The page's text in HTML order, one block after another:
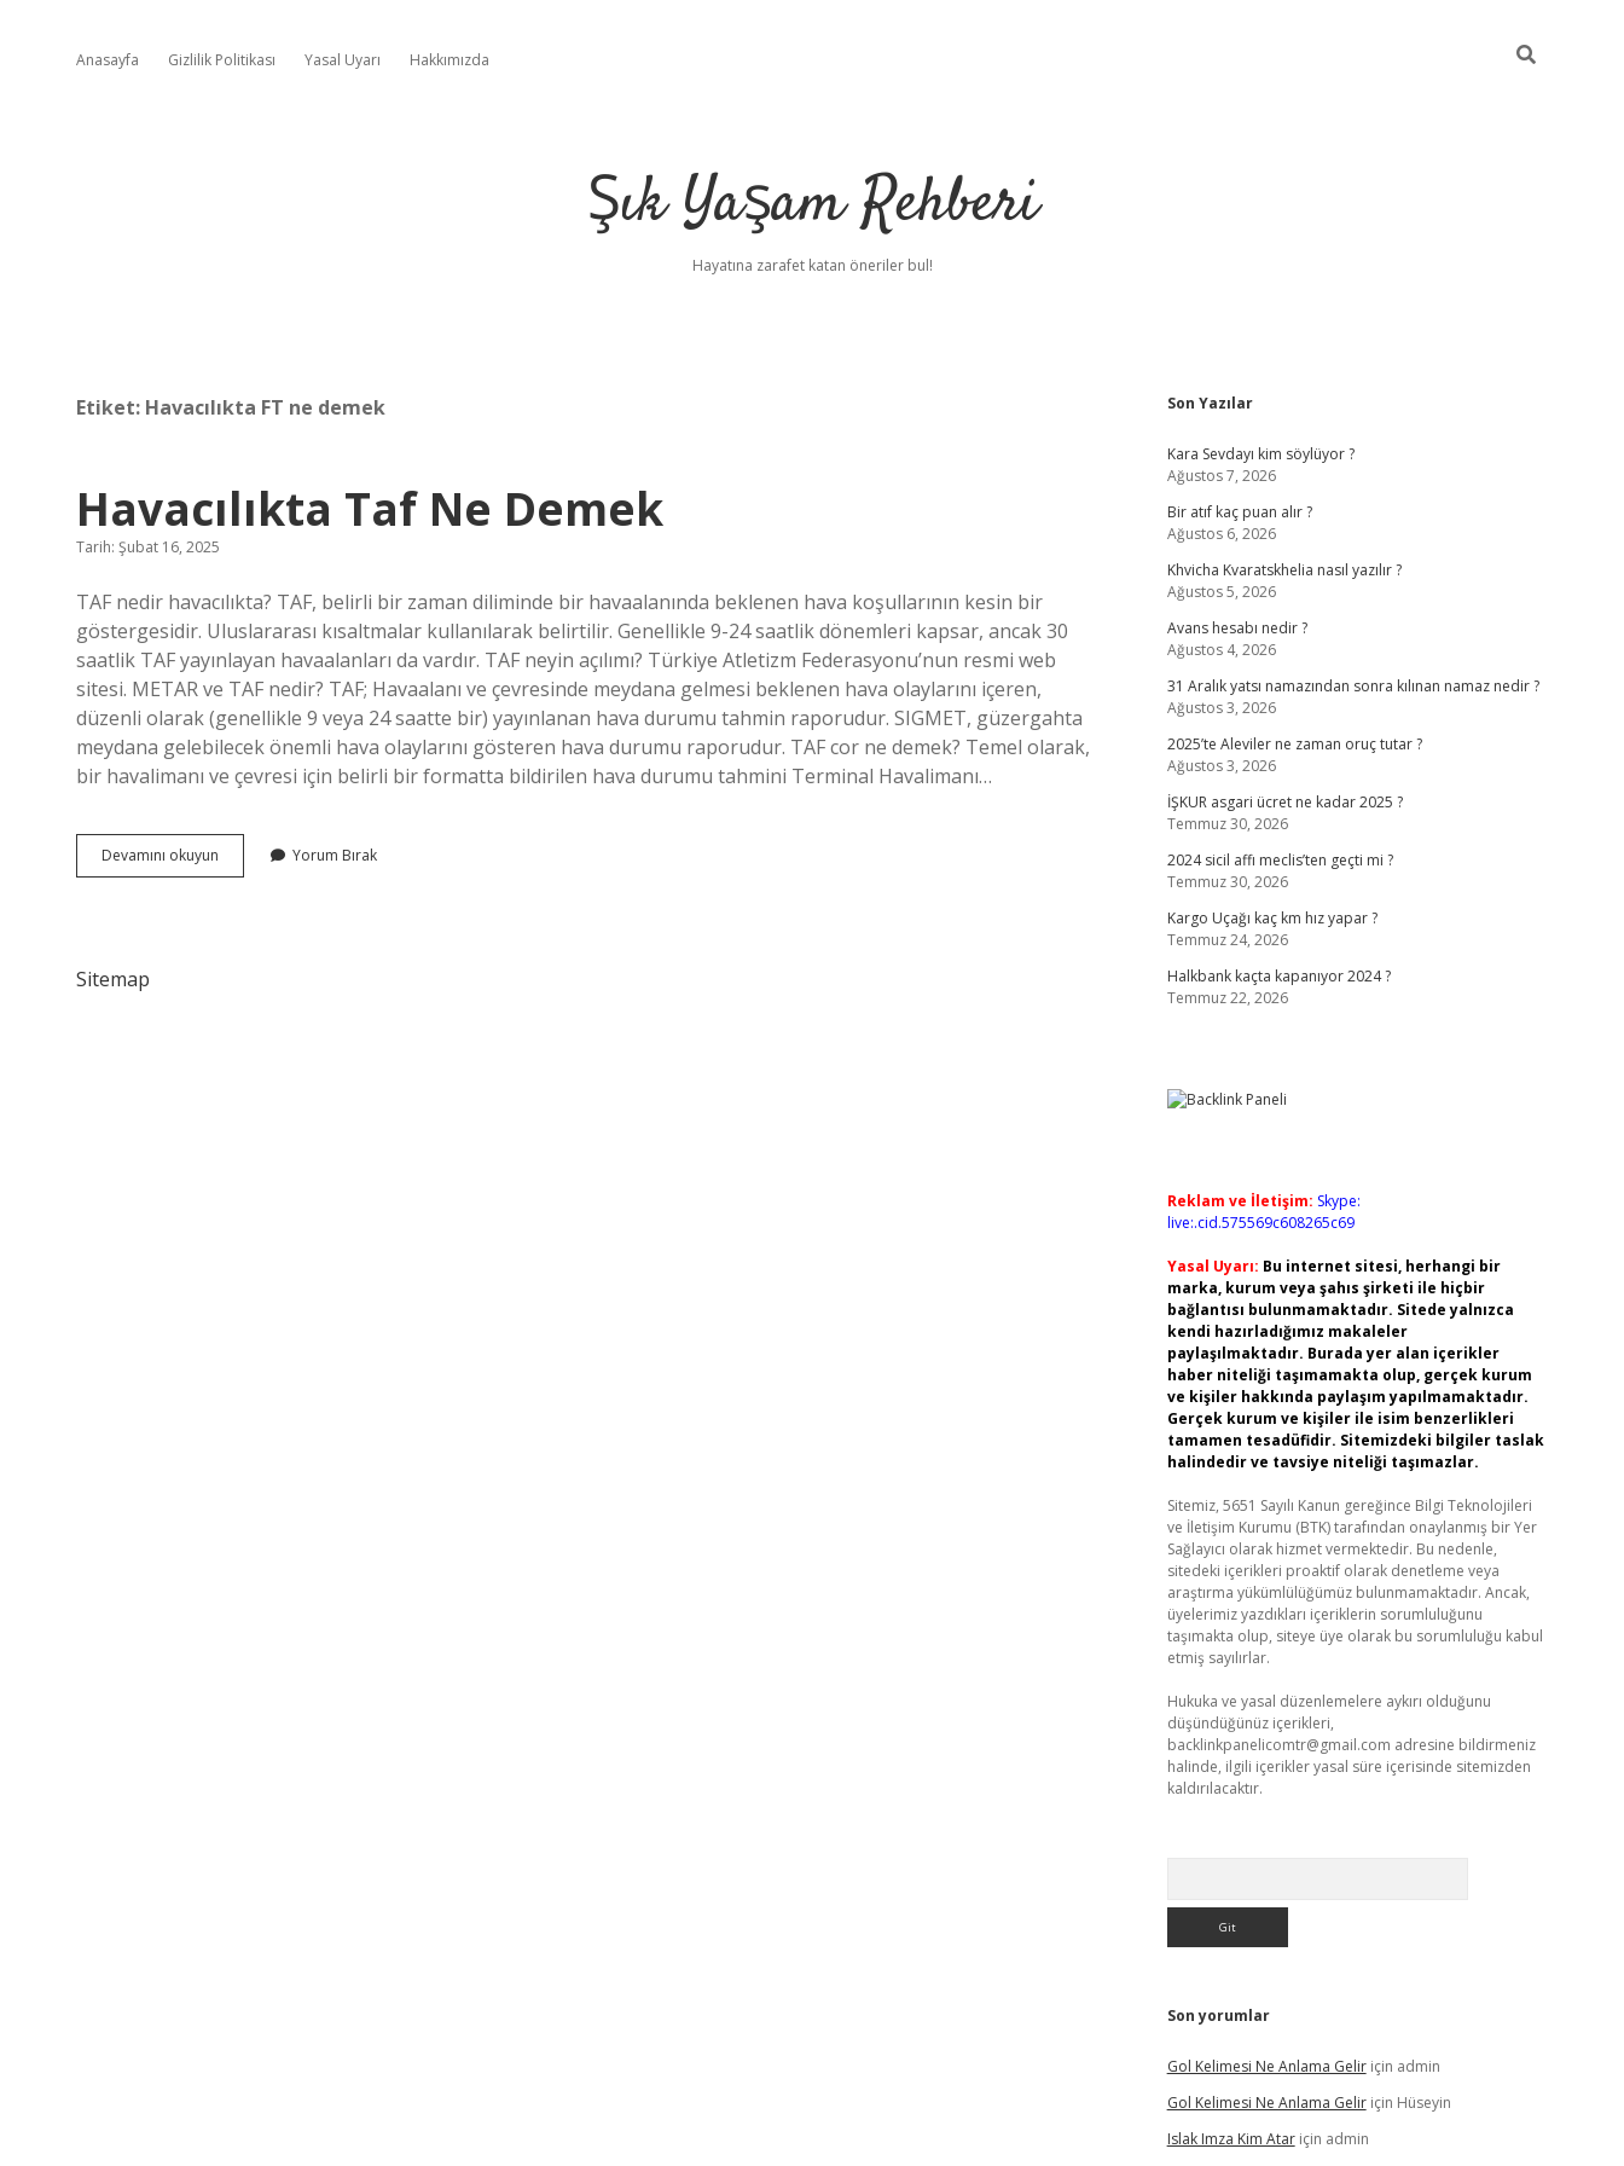
Anasayfa Gizlilik Politikası Yasal Uyarı Hakkımızda
Şık Yaşam Rehberi
Hayatına zarafet katan öneriler bul!
Etiket: Havacılıkta FT ne demek
Havacılıkta Taf Ne Demek
Tarih: Şubat 16, 2025
TAF nedir havacılıkta? TAF, belirli bir zaman diliminde bir havaalanında beklenen hava koşullarının kesin bir
göstergesidir. Uluslararası kısaltmalar kullanılarak belirtilir. Genellikle 9-24 saatlik dönemleri kapsar, ancak 30
saatlik TAF yayınlayan havaalanları da vardır. TAF neyin açılımı? Türkiye Atletizm Federasyonu’nun resmi web
sitesi. METAR ve TAF nedir? TAF; Havaalanı ve çevresinde meydana gelmesi beklenen hava olaylarını içeren,
düzenli olarak (genellikle 9 veya 24 saatte bir) yayınlanan hava durumu tahmin raporudur. SIGMET, güzergahta
meydana gelebilecek önemli hava olaylarını gösteren hava durumu raporudur. TAF cor ne demek? Temel olarak,
bir havalimanı ve çevresi için belirli bir formatta bildirilen hava durumu tahmini Terminal Havalimanı…
Devamını okuyun Havacılıkta
Taf
Yorum Bırak
Sitemap
Sidebar
Son Yazılar
Kara Sevdayı kim söylüyor ?
Ağustos 7, 2026
Bir atıf kaç puan alır ?
Ağustos 6, 2026
Khvicha Kvaratskhelia nasıl yazılır ?
Ağustos 5, 2026
Avans hesabı nedir ?
Ağustos 4, 2026
31 Aralık yatsı namazından sonra kılınan namaz nedir ?
Ağustos 3, 2026
2025’te Aleviler ne zaman oruç tutar ?
Ağustos 3, 2026
İŞKUR asgari ücret ne kadar 2025 ?
Temmuz 30, 2026
2024 sicil affı meclis’ten geçti mi ?
Temmuz 30, 2026
Kargo Uçağı kaç km hız yapar ?
Temmuz 24, 2026
Halkbank kaçta kapanıyor 2024 ?
Temmuz 22, 2026
Reklam ve İletişim: Skype:
live:.cid.575569c608265c69
Yasal Uyarı: Bu internet sitesi, herhangi bir
marka, kurum veya şahıs şirketi ile hiçbir
bağlantısı bulunmamaktadır. Sitede yalnızca
kendi hazırladığımız makaleler
paylaşılmaktadır. Burada yer alan içerikler
haber niteliği taşımamakta olup, gerçek kurum
ve kişiler hakkında paylaşım yapılmamaktadır.
Gerçek kurum ve kişiler ile isim benzerlikleri
tamamen tesadüfidir. Sitemizdeki bilgiler taslak
halindedir ve tavsiye niteliği taşımazlar.
Sitemiz, 5651 Sayılı Kanun gereğince Bilgi Teknolojileri
ve İletişim Kurumu (BTK) tarafından onaylanmış bir Yer
Sağlayıcı olarak hizmet vermektedir. Bu nedenle,
sitedeki içerikleri proaktif olarak denetleme veya
araştırma yükümlülüğümüz bulunmamaktadır. Ancak,
üyelerimiz yazdıkları içeriklerin sorumluluğunu
taşımakta olup, siteye üye olarak bu sorumluluğu kabul
etmiş sayılırlar.
Hukuka ve yasal düzenlemelere aykırı olduğunu
düşündüğünüz içerikleri,
backlinkpanelicomtr@gmail.com adresine bildirmeniz
halinde, ilgili içerikler yasal süre içerisinde sitemizden
kaldırılacaktır.
Son yorumlar
Gol Kelimesi Ne Anlama Geliriçin admin
Gol Kelimesi Ne Anlama Geliriçin Hüseyin
Islak Imza Kim Atariçin admin